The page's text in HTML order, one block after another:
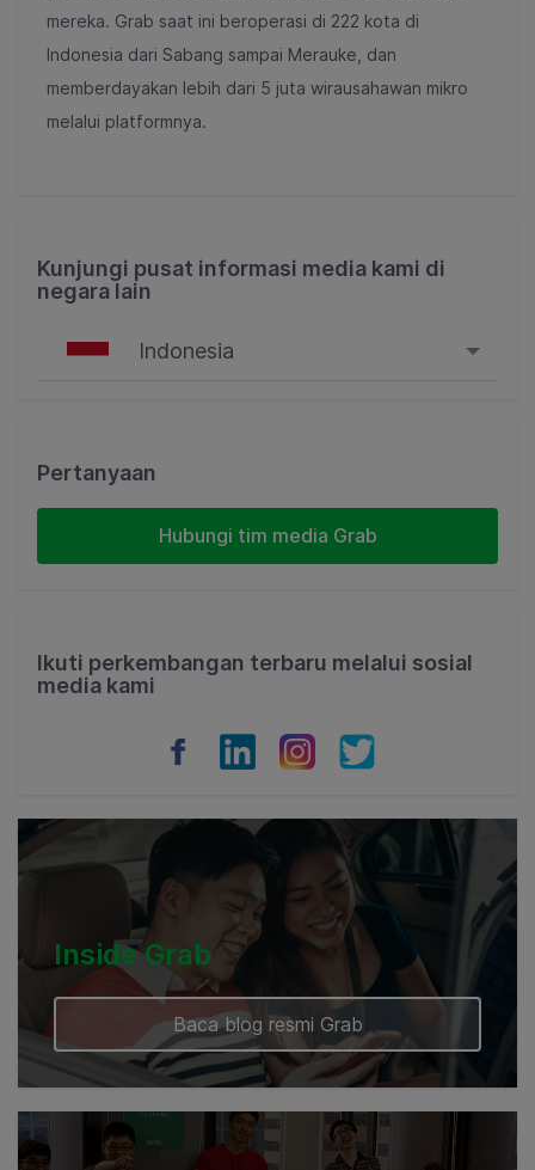
mereka. Grab saat ini beroperasi di 222 kota di
Indonesia dari Sabang sampai Merauke, dan
memberdayakan lebih dari 5 juta wirausahawan mikro
melalui platformnya.
Kunjungi pusat informasi media kami di
negara lain
Indonesia
Malaysia
Indonesia
Cambodia
Pertanyaan
Hubungi tim media Grab
Ikuti perkembangan terbaru melalui sosial
media kami
Inside Grab
Baca blog resmi Grab